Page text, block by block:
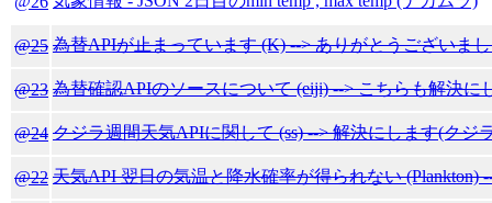
@25 為替APIが止まっています (K) --> ありがとうございま
@23 為替確認APIのソースについて (eiji) --> こちらも解決に
@24 クジラ週間天気APIに関して (ss) --> 解決にします(クジ
@22 天気API 翌日の気温と降水確率が得られない (Plankton)